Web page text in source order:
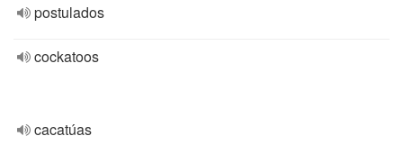
postulados
cockatoos
cacatúas